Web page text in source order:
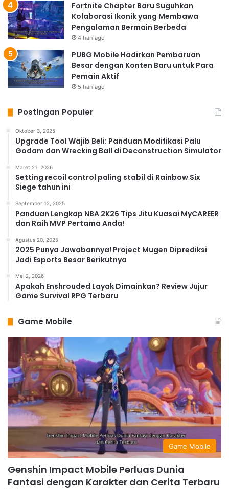
Fortnite Chapter Baru Suguhkan
Kolaborasi Ikonik yang Membawa
Pengalaman Bermain Berbeda
4 hari ago
PUBG Mobile Hadirkan Pembaruan
Besar dengan Konten Baru untuk Para
Pemain Aktif
5 hari ago
Postingan Populer
Oktober 3, 2025
Upgrade Tool Wajib Beli: Panduan Modifikasi Palu
Godam dan Wrecking Ball di Deconstruction Simulator
Maret 21, 2026
Setting recoil control paling stabil di Rainbow Six
Siege tahun ini
September 12, 2025
Panduan Lengkap NBA 2K26 Tips Jitu Kuasai MyCAREER
dan Raih MVP Pertama Anda!
Agustus 20, 2025
2025 Punya Jawabannya! Project Mugen Diprediksi
Jadi Esports Besar Berikutnya
Mei 2, 2026
Apakah Enshrouded Layak Dimainkan? Review Jujur
Game Survival RPG Terbaru
Game Mobile
Game Mobile
Genshin Impact Mobile Perluas Dunia
Fantasi dengan Karakter dan Cerita Terbaru